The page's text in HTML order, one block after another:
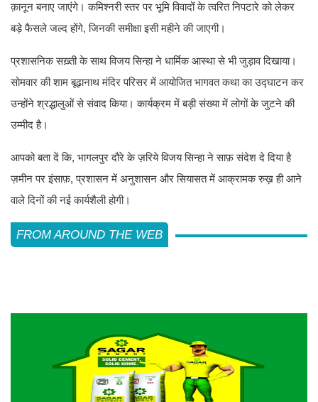
क़ानून बनाए जाएंगे। कमिश्नरी स्तर पर भूमि विवादों के त्वरित निपटारे को लेकर
बड़े फैसले जल्द होंगे, जिनकी समीक्षा इसी महीने की जाएगी।
प्रशासनिक सख़्ती के साथ विजय सिन्हा ने धार्मिक आस्था से भी जुड़ाव दिखाया।
सोमवार की शाम बूढ़ानाथ मंदिर परिसर में आयोजित भागवत कथा का उद्घाटन कर
उन्होंने श्रद्धालुओं से संवाद किया। कार्यक्रम में बड़ी संख्या में लोगों के जुटने की
उम्मीद है।
आपको बता दें कि, भागलपुर दौरे के ज़रिये विजय सिन्हा ने साफ़ संदेश दे दिया है
ज़मीन पर इंसाफ़, प्रशासन में अनुशासन और सियासत में आक्रामक रुख़ ही आने
वाले दिनों की नई कार्यशैली होगी।
FROM AROUND THE WEB